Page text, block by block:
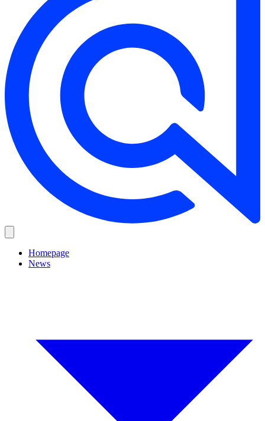
Homepage
News